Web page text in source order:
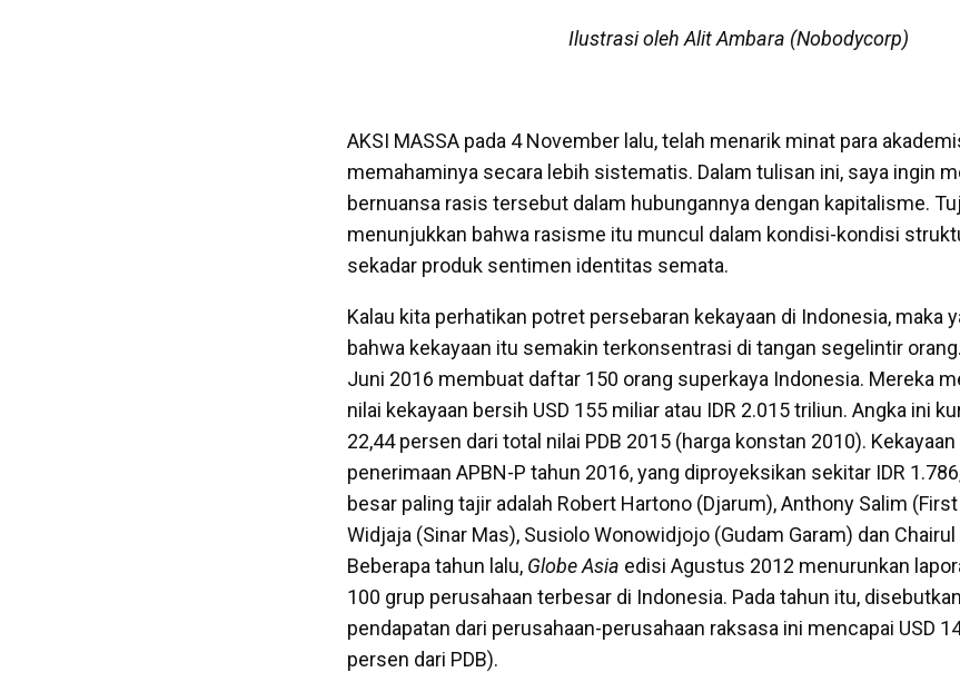
Ilustrasi oleh Alit Ambara (Nobodycorp)
AKSI MASSA pada 4 November lalu, telah menarik minat para
memahaminya secara lebih sistematis. Dalam tulisan ini, saya ingin
bernuansa rasis tersebut dalam hubungannya dengan kapitalisme.
menunjukkan bahwa rasisme itu muncul dalam kondisi-kondisi
sekadar produk sentimen identitas semata.
Kalau kita perhatikan potret persebaran kekayaan di Indonesia, maka
bahwa kekayaan itu semakin terkonsentrasi di tangan segelintir orang.
Juni 2016 membuat daftar 150 orang superkaya Indonesia. Mereka
nilai kekayaan bersih USD 155 miliar atau IDR 2.015 triliun. Angka ini
22,44 persen dari total nilai PDB 2015 (harga konstan 2010).
penerimaan APBN-P tahun 2016, yang diproyeksikan sekitar IDR
besar paling tajir adalah Robert Hartono (Djarum), Anthony Salim
Widjaja (Sinar Mas), Susiolo Wonowidjojo (Gudam Garam) dan
Beberapa tahun lalu, Globe Asia edisi Agustus 2012 menurunkan
100 grup perusahaan terbesar di Indonesia. Pada tahun itu,
pendapatan dari perusahaan-perusahaan raksasa ini mencapai USD
persen dari PDB).